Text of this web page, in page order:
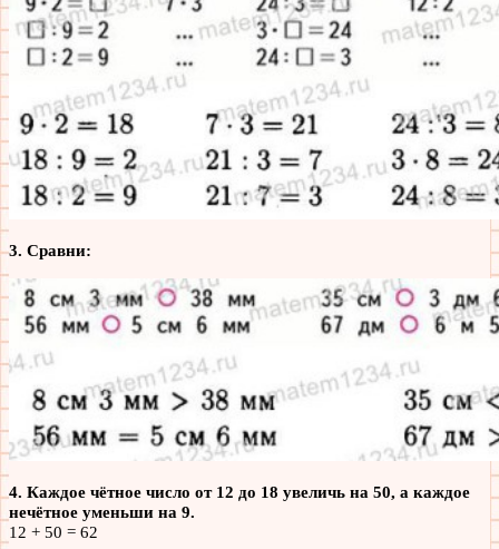
3. Сравни:
4. Каждое чётное число от 12 до 18 увеличь на 50, а каждое
нечётное уменьши на 9.
12 + 50 = 62